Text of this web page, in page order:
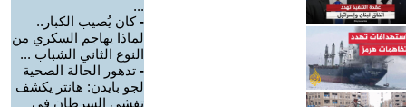
...
-كان يُصيب الكبار..
لماذا يهاجم السكري من
النوع الثاني الشباب ...
- تدهور الحالة الصحية
لجو بايدن: هانتر يكشف
تفشي السرطان في